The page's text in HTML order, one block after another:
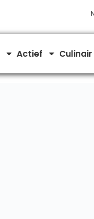
Actief Culinair